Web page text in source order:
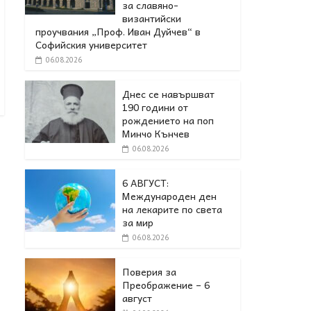
за славяно-
византийски
проучвания „Проф. Иван Дуйчев“ в
Софийския университет
06.08.2026
Днес се навършват
190 години от
рождението на поп
Минчо Кънчев
06.08.2026
6 АВГУСТ:
Международен ден
на лекарите по света
за мир
06.08.2026
Поверия за
Преображение – 6
август